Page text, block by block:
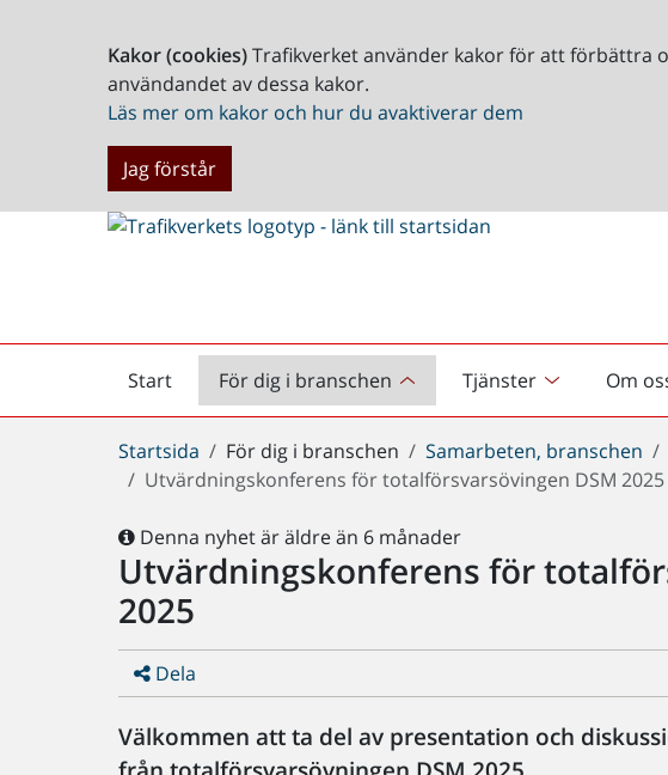
Kakor (cookies)Trafikverket använder kakor för att förbättra
användandet av dessa kakor.
Läs mer om kakor och hur du avaktiverar dem
Jag förstår
Start
Startsida För dig i branschen Tjänster Om
Du
är
Startsida För dig i branschen Samarbeten, branschen
Utvärdningskonferens för totalförsvarsövingen DSM 2025
Denna nyhet är äldre än 6 månader
Utvärdningskonferens för
2025
Dela
Välkommen att ta del av presentation och